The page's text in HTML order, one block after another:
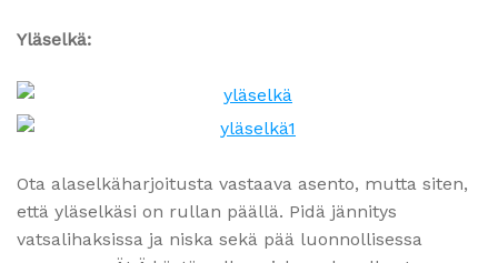
Yläselkä:
Ota alaselkäharjoitusta vastaava asento, mutta siten,
että yläselkäsi on rullan päällä. Pidä jännitys
vatsalihaksissa ja niska sekä pää luonnollisessa